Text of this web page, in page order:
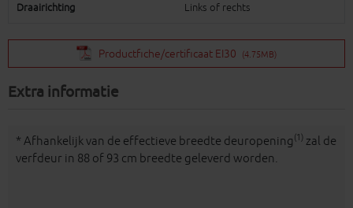
Draairichting Links of rechts
Productfiche/certificaat EI30 (4.75MB)
Extra informatie
* Afhankelijk van de effectieve breedte deuropening (1) zal de
verfdeur in 88 of 93 cm breedte geleverd worden.